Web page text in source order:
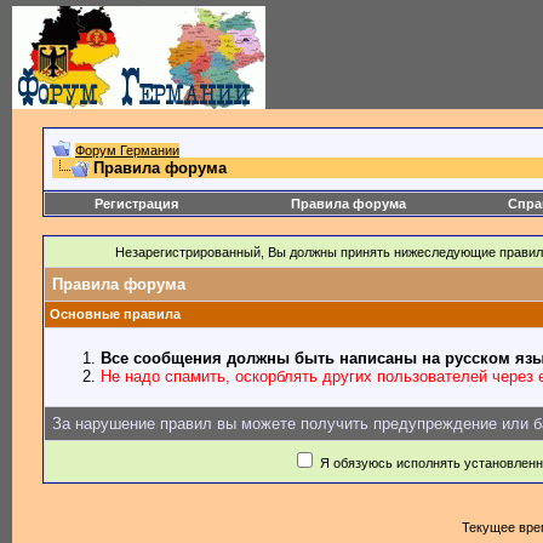
Форум Германии
Правила форума
Регистрация Правила форума
Незарегистрированный, Вы должны принять нижеследующие
Правила форума
Основные правила
Все сообщения должны быть написаны на русском
Не надо спамить, оскорблять других пользователей
За нарушение правил вы можете получить предупреждение или
Я обязуюсь исполнять
Текущее